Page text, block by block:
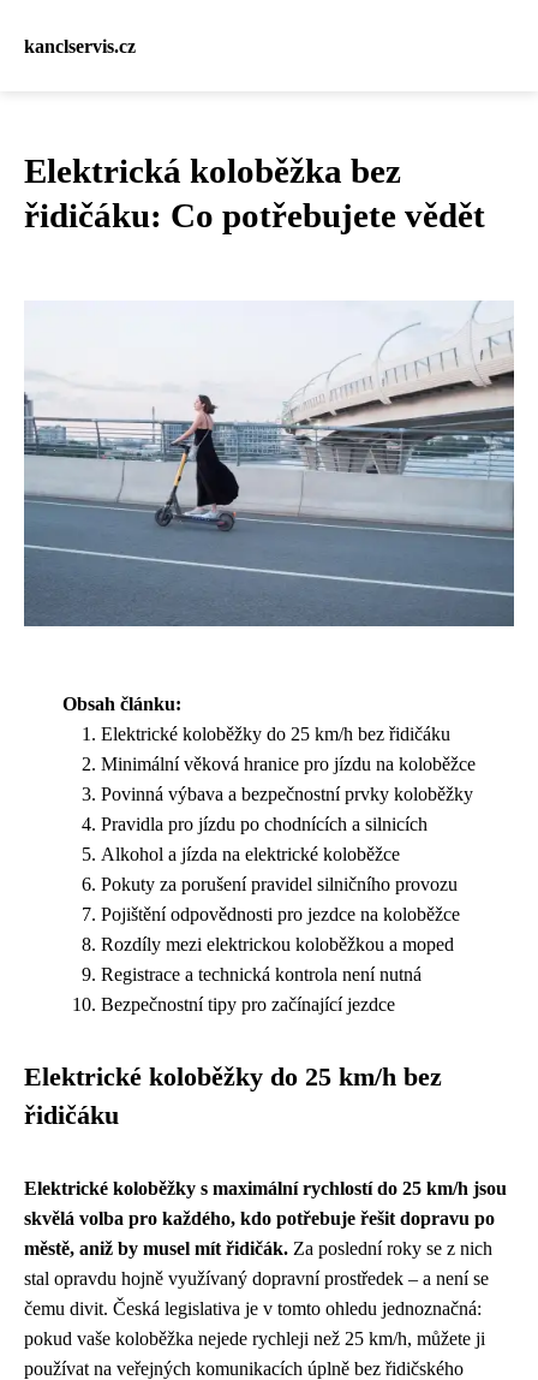
kanclservis.cz
Elektrická koloběžka bez
řidičáku: Co potřebujete vědět
Obsah článku:
Elektrické koloběžky do 25 km/h bez řidičáku
Minimální věková hranice pro jízdu na koloběžce
Povinná výbava a bezpečnostní prvky koloběžky
Pravidla pro jízdu po chodnících a silnicích
Alkohol a jízda na elektrické koloběžce
Pokuty za porušení pravidel silničního provozu
Pojištění odpovědnosti pro jezdce na koloběžce
Rozdíly mezi elektrickou koloběžkou a moped
Registrace a technická kontrola není nutná
Bezpečnostní tipy pro začínající jezdce
Elektrické koloběžky do 25 km/h bez
řidičáku
Elektrické koloběžky s maximální rychlostí do 25 km/h jsou
skvělá volba pro každého, kdo potřebuje řešit dopravu po
městě, aniž by musel mít řidičák. Za poslední roky se z nich
stal opravdu hojně využívaný dopravní prostředek – a není se
čemu divit. Česká legislativa je v tomto ohledu jednoznačná:
pokud vaše koloběžka nejede rychleji než 25 km/h, můžete ji
používat na veřejných komunikacích úplně bez řidičského